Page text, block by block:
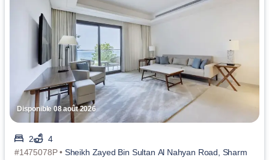
Disponible 08 août 2026
2
4
#1475078P • Sheikh Zayed Bin Sultan Al Nahyan Road, Sharm